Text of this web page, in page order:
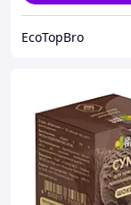
EcoTopBro